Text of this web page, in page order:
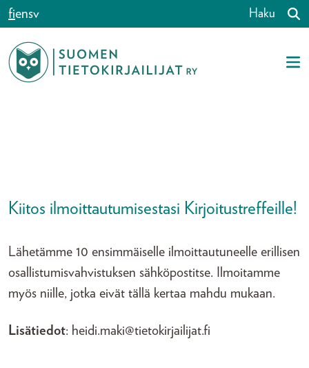
Siirry sisältöön
fiensv Haku
Kiitos ilmoittautumisestasi Kirjoitustreffeille!
Lähetämme 10 ensimmäiselle ilmoittautuneelle erillisen
osallistumisvahvistuksen sähköpostitse. Ilmoitamme
myös niille, jotka eivät tällä kertaa mahdu mukaan.
Lisätiedot: heidi.maki@tietokirjailijat.fi